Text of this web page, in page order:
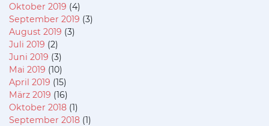
Oktober 2019 (4)
September 2019 (3)
August 2019 (3)
Juli 2019 (2)
Juni 2019 (3)
Mai 2019 (10)
April 2019 (15)
März 2019 (16)
Oktober 2018 (1)
September 2018 (1)